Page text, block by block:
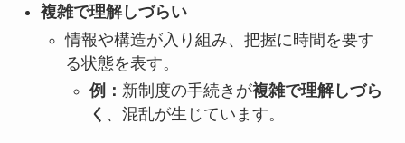
複雑で理解しづらい
情報や構造が入り組み、把握に時間を要す
る状態を表す。
例： 新制度の手続きが複雑で理解しづら
く 、混乱が生じています。